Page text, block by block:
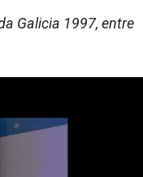
Galicia 1997, entre